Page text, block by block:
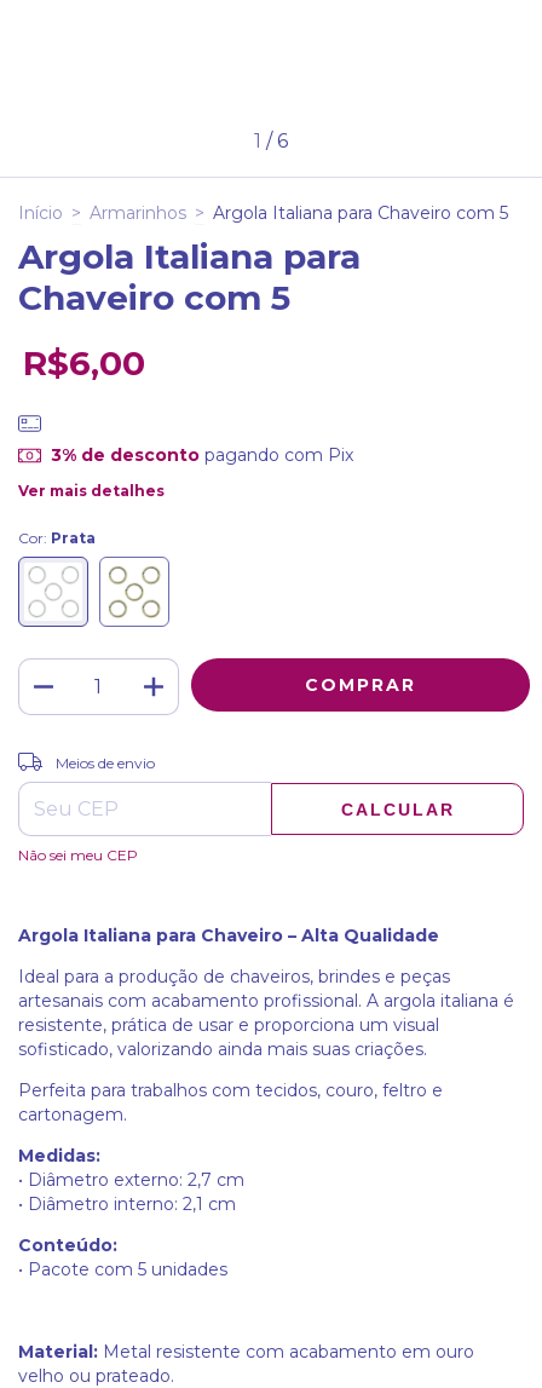
1 /6
Início > Armarinhos > Argola Italiana para Chaveiro com 5
Argola Italiana para
Chaveiro com 5
R$6,00
3% de descontopagando com Pix
Ver mais detalhes
Cor: Prata
Entregas para o CEP:
Meios de envio
CALCULAR
Não sei meu CEP
Argola Italiana para Chaveiro – Alta Qualidade
Ideal para a produção de chaveiros, brindes e peças
artesanais com acabamento profissional. A argola italiana é
resistente, prática de usar e proporciona um visual
sofisticado, valorizando ainda mais suas criações.
Perfeita para trabalhos com tecidos, couro, feltro e
cartonagem.
Medidas:
• Diâmetro externo: 2,7 cm
• Diâmetro interno: 2,1 cm
Conteúdo:
• Pacote com 5 unidades
Material: Metal resistente com acabamento em ouro
velho ou prateado.